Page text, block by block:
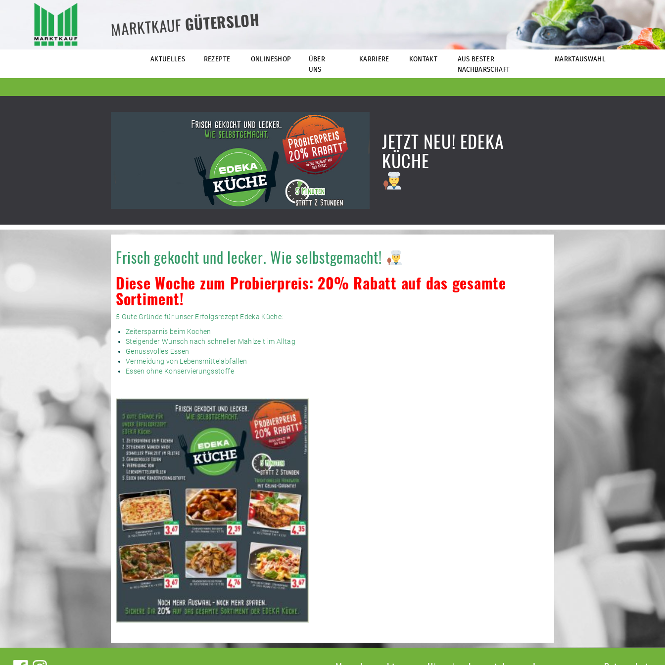
MARKTKAUFGÜTERSLOH
AKTUELLES REZEPTE ONLINESHOP
ÜBER
UNS
KARRIERE KONTAKT
AUS BESTER
NACHBARSCHAFT
MARKTAUSWAHL
JETZT NEU! EDEKA
KÜCHE
Frisch gekocht und lecker. Wie selbstgemacht!
Diese Woche zum Probierpreis: 20% Rabatt auf das gesamte
Sortiment!
5 Gute Gründe für unser Erfolgsrezept Edeka Küche:
Zeitersparnis beim Kochen
Steigender Wunsch nach schneller Mahlzeit im Alltag
Genussvolles Essen
Vermeidung von Lebensmittelabfällen
Essen ohne Konservierungsstoffe